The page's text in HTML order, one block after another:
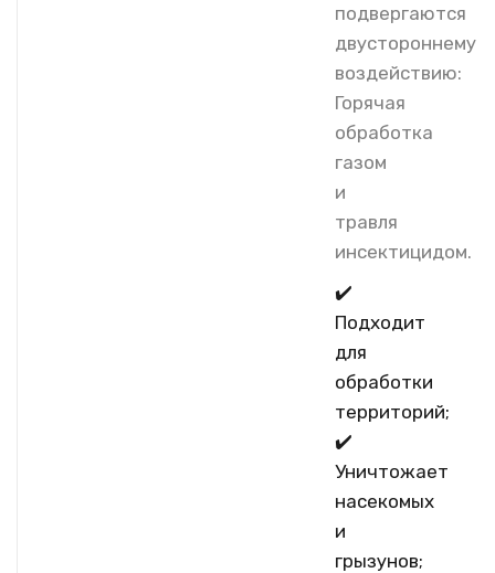
подвергаются
двустороннему
воздействию:
Горячая
обработка
газом
и
травля
инсектицидом.
✔️
Подходит
для
обработки
территорий;
✔️
Уничтожает
насекомых
и
грызунов;